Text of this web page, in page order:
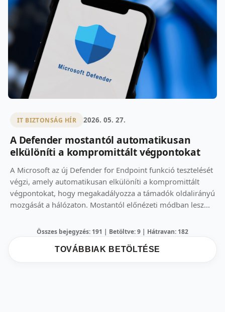
IT BIZTONSÁG HÍR 2026. 05. 27.
A Defender mostantól automatikusan
elkülöníti a kompromittált végpontokat
A Microsoft az új Defender for Endpoint funkció tesztelését
végzi, amely automatikusan elkülöníti a kompromittált
végpontokat, hogy megakadályozza a támadók oldalirányú
mozgását a hálózaton. Mostantól előnézeti módban lesz...
Összes bejegyzés: 191 | Betöltve: 9 | Hátravan: 182
TOVÁBBIAK BETÖLTÉSE